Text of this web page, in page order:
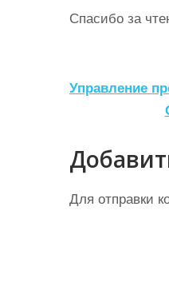
Спасибо за
Н
в
и
г
Управление
Для отправки